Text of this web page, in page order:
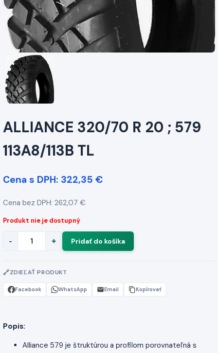
ALLIANCE 320/70 R 20 ; 579
113A8/113B TL
Cena s DPH: 322,35 €
Cena bez DPH: 262,07 €
Produkt nie je dostupný
- +
ZDIEĽAŤ PRODUKT
Facebook WhatsApp Email Kopírovať
Popis:
Alliance 579 je štruktúrou a profilom porovnateľná s